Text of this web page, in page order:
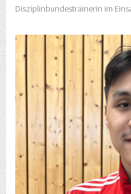
Disziplinbundestrainerin im